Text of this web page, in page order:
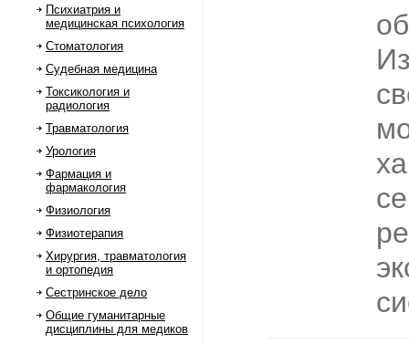
Психиатрия и
медицинская психология
Стоматология
Судебная медицина
Токсикология и
радиология
Травматология
Урология
Фармация и
фармакология
Физиология
Физиотерапия
Хирургия, травматология
и ортопедия
Сестринское дело
Общие гуманитарные
дисциплины для медиков